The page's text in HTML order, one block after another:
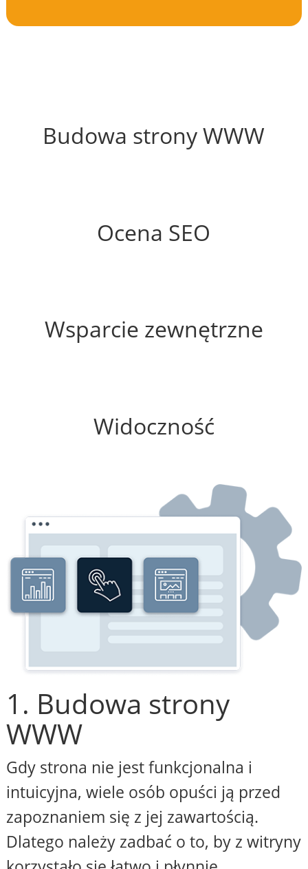
Budowa strony WWW
Ocena SEO
Wsparcie zewnętrzne
Widoczność
1. Budowa strony
WWW
Gdy strona nie jest funkcjonalna i
intuicyjna, wiele osób opuści ją przed
zapoznaniem się z jej zawartością.
Dlatego należy zadbać o to, by z witryny